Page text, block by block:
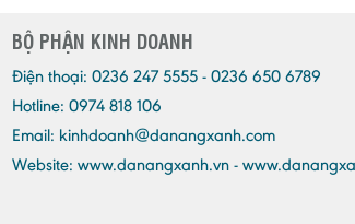
BỘ PHẬN KINH DOANH
Điện thoại: 0236 247 5555 - 0236 650 6789
Hotline: 0974 818 106
Email: kinhdoanh@danangxanh.com
Website: www.danangxanh.vn -